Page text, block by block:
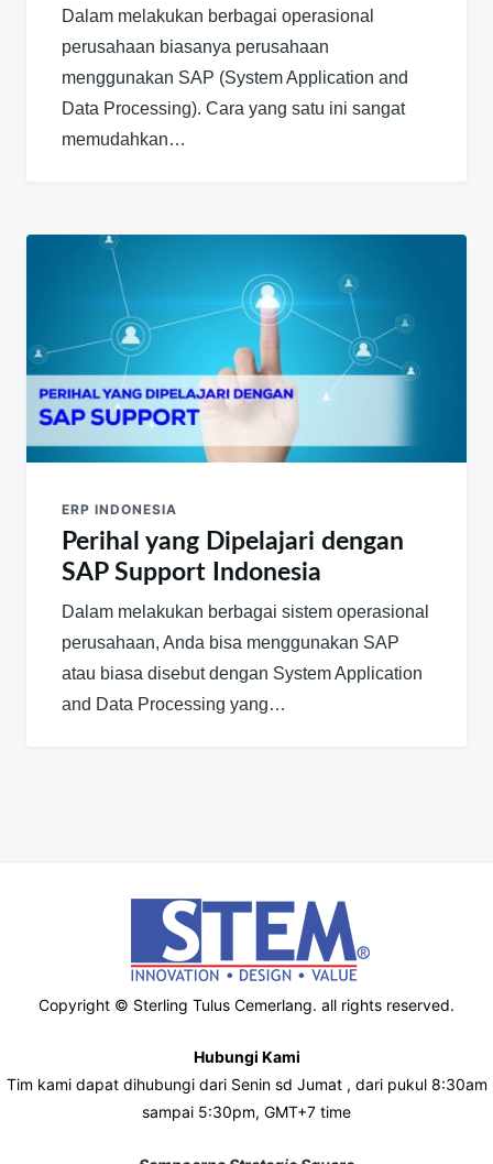
Dalam melakukan berbagai operasional
perusahaan biasanya perusahaan
menggunakan SAP (System Application and
Data Processing). Cara yang satu ini sangat
memudahkan…
ERP INDONESIA
Perihal yang Dipelajari dengan
SAP Support Indonesia
Dalam melakukan berbagai sistem operasional
perusahaan, Anda bisa menggunakan SAP
atau biasa disebut dengan System Application
and Data Processing yang…
Copyright © Sterling Tulus Cemerlang. all rights reserved.
Hubungi Kami
Tim kami dapat dihubungi dari Senin sd Jumat , dari pukul 8:30am
sampai 5:30pm, GMT+7 time